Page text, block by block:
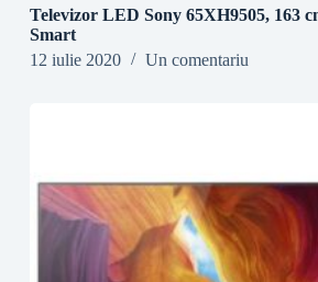
Televizor LED Sony 65XH9505, 163
Smart
12 iulie 2020
Un comentariu